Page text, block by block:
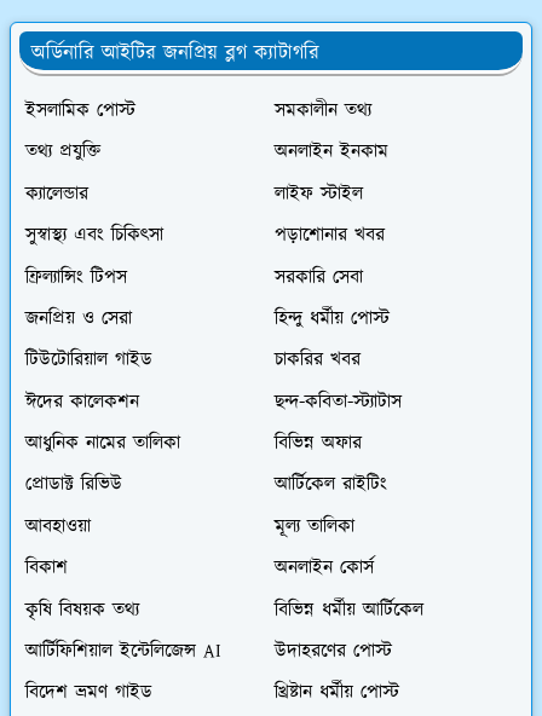
অর্ডিনারি আইটির জনপ্রিয় ব্লগ ক্যাটাগরি
ইসলামিক পোস্ট
সমকালীন তথ্য
তথ্য প্রযুক্তি
অনলাইন ইনকাম
ক্যালেন্ডার
লাইফ স্টাইল
সুস্বাস্থ্য এবং চিকিৎসা
পড়াশোনার খবর
ফ্রিল্যান্সিং টিপস
সরকারি সেবা
জনপ্রিয় ও সেরা
হিন্দু ধর্মীয় পোস্ট
টিউটোরিয়াল গাইড
চাকরির খবর
ঈদের কালেকশন
ছন্দ-কবিতা-স্ট্যাটাস
আধুনিক নামের তালিকা
বিভিন্ন অফার
প্রোডাক্ট রিভিউ
আর্টিকেল রাইটিং
আবহাওয়া
মূল্য তালিকা
বিকাশ
অনলাইন কোর্স
কৃষি বিষয়ক তথ্য
বিভিন্ন ধর্মীয় আর্টিকেল
আর্টিফিশিয়াল ইন্টেলিজেন্স AI
উদাহরণের পোস্ট
বিদেশ ভ্রমণ গাইড
খ্রিষ্টান ধর্মীয় পোস্ট